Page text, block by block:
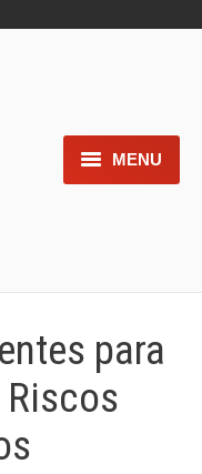
MENU
para submissão
autores
para